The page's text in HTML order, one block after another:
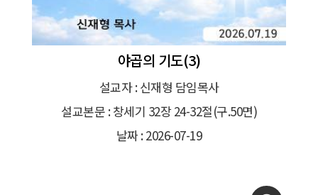
야곱의 기도(3)
설교자 : 신재형 담임목사
설교본문 : 창세기 32장 24-32절(구.50면)
날짜 : 2026-07-19